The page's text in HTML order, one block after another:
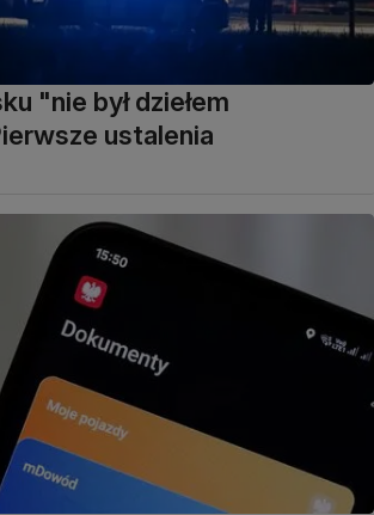
"nie był dziełem
ustalenia